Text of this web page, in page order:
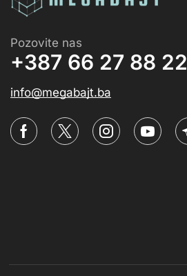
Pozovite nas
+387 66 27 88 22
info@megabajt.ba